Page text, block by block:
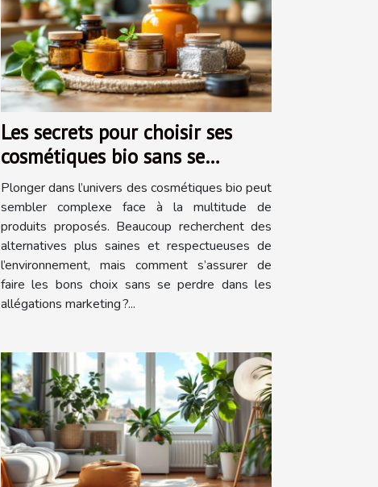
Les secrets pour choisir ses
cosmétiques bio sans se
tromper
Plonger dans l’univers des cosmétiques bio peut
sembler complexe face à la multitude de
produits proposés. Beaucoup recherchent des
alternatives plus saines et respectueuses de
l’environnement, mais comment s’assurer de
faire les bons choix sans se perdre dans les
allégations marketing ?...